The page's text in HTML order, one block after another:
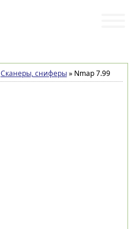
Сканеры, сниферы»Nmap 7.99